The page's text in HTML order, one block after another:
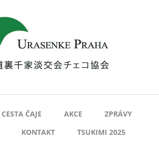
CESTA ČAJE AKCE
ZPRÁVY
KONTAKT
TSUKIMI 2025